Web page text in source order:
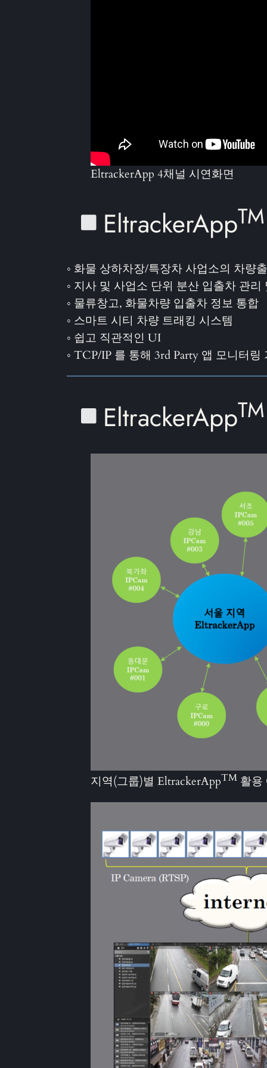
EltrackerApp 4채널 시연화면
EltrackerAppTM
◦ 화물 상하차장/특장차 사업소의 차량
◦ 지사 및 사업소 단위 분산 입출차 관리
◦ 물류창고, 화물차량 입출차 정보 통합
◦ 스마트 시티 차량 트래킹 시스템
◦ 쉽고 직관적인 UI
◦ TCP/IP 를 통해 3rd Party 앱 모니터링
EltrackerAppTM
지역(그룹)별 EltrackerAppTM 활용